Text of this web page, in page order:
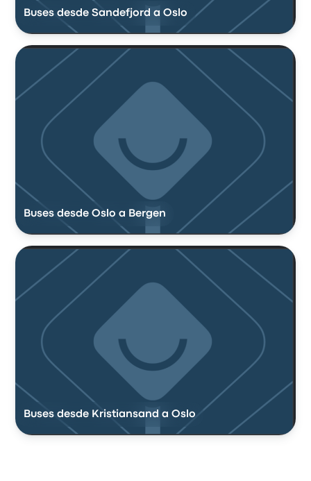
Buses desde Sandefjord a Oslo
Buses desde Oslo a Bergen
Buses desde Kristiansand a Oslo